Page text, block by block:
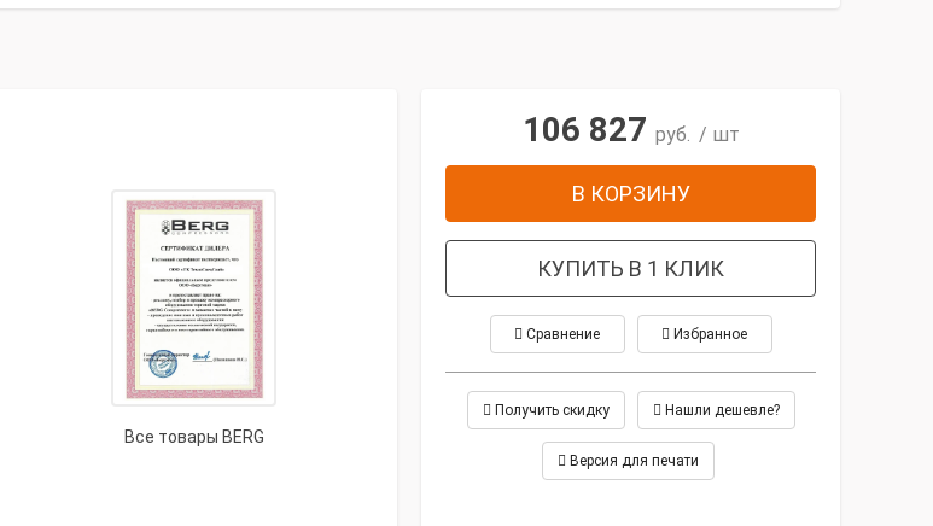
Все товары BERG
106 827 руб. / шт
В КОРЗИНУ
КУПИТЬ В 1 КЛИК
Сравнение Избранное
Получить скидку Нашли дешевле?
Версия для печати